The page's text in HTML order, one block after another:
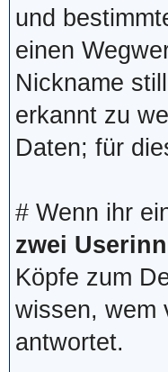
und
einen
Nickname
erkannt zu
Daten; für
# Wenn ihr
zwei
Köpfe zum
wissen, wem
antwortet.